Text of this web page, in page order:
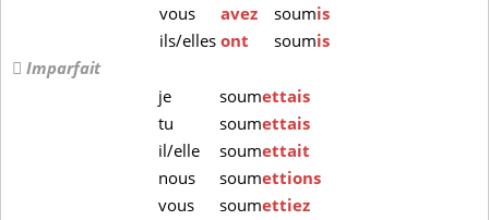
vous
avez soumis
ils/ellesont soumis
Imparfait
je
soumettais
tu
soumettais
il/elle
soumettait
nous
soumettions
vous
soumettiez